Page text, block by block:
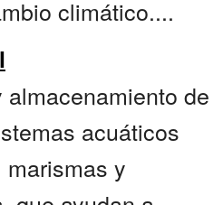
climático....
de
acuáticos
y